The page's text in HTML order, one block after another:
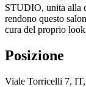
STUDIO, unita alla
rendono questo
cura del proprio
Posizione
Viale Torricelli 7,